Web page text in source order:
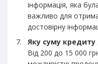
інформація, яка
важливо для
достовірну
Яку суму
Від 200 до 15 000